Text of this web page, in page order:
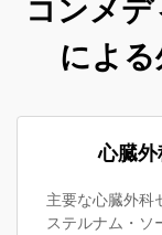
コンメ
によ
心臓
主要な心臓外科
ステルナム・ソ